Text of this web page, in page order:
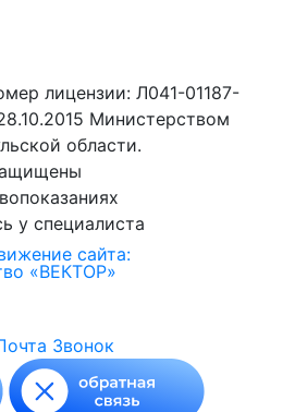
лицензии: Л041-01187-
Министерством
области.
у специалиста
сайта:
«ВЕКТОР»
Звонок